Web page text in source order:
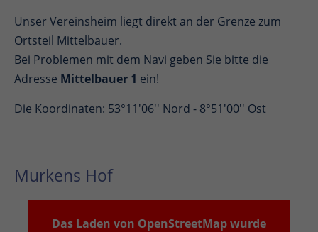
Unser Vereinsheim liegt direkt an der Grenze zum
Ortsteil Mittelbauer.
Bei Problemen mit dem Navi geben Sie bitte die
Adresse Mittelbauer 1 ein!
Die Koordinaten: 53°11'06'' Nord - 8°51'00'' Ost
Murkens Hof
Das Laden von OpenStreetMap wurde